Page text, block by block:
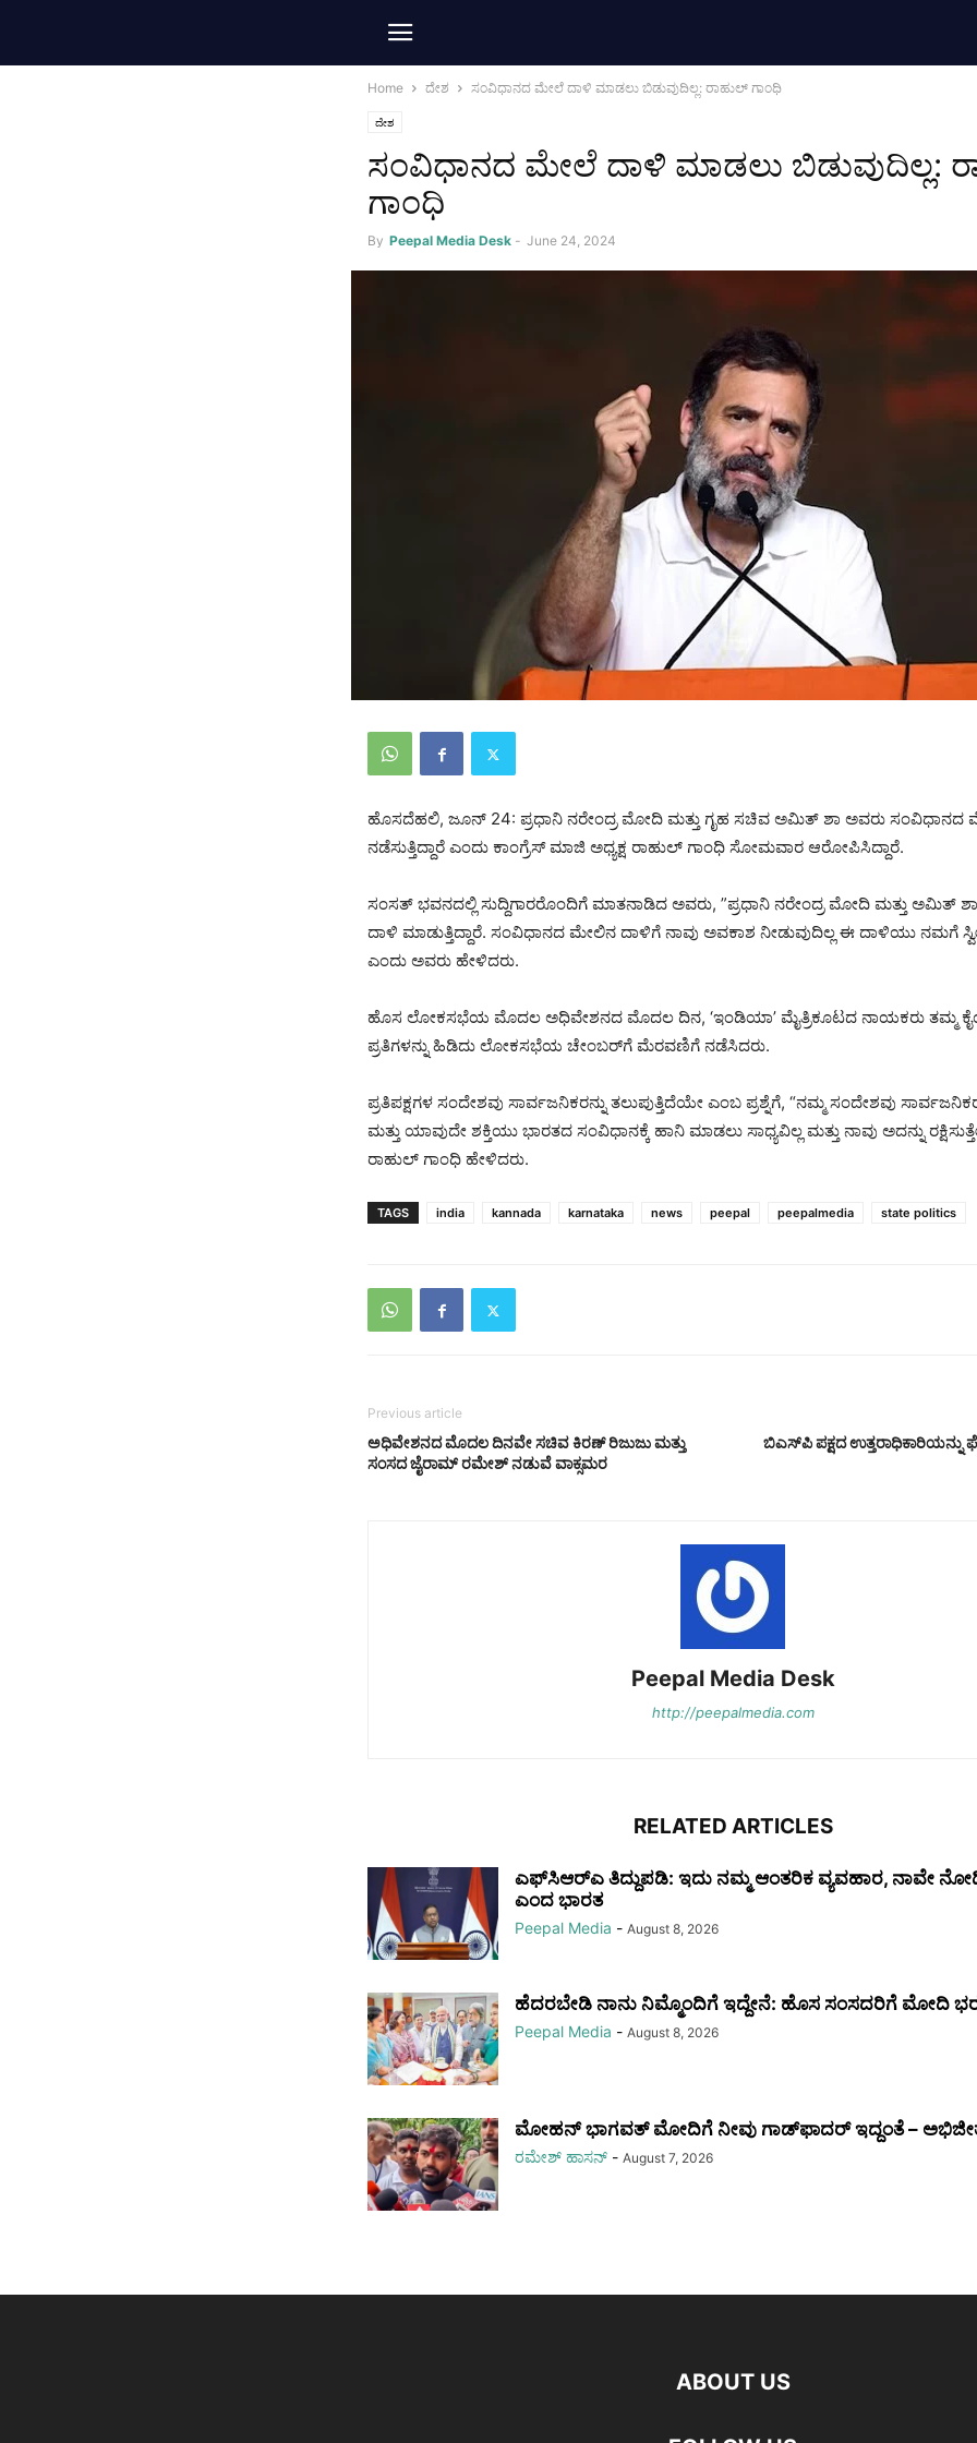
Home ದೇಶ ಸಂವಿಧಾನದ ಮೇಲೆ ದಾಳಿ ಮಾಡಲು ಬಿಡುವುದಿಲ್ಲ: ರಾಹುಲ್ ಗಾಂಧಿ
ದೇಶ
ಸಂವಿಧಾನದ ಮೇಲೆ ದಾಳಿ ಮಾಡಲು ಬಿಡುವುದಿಲ್ಲ:
ಗಾಂಧಿ
By Peepal Media Desk - June 24, 2024
ಹೊಸದೆಹಲಿ, ಜೂನ್ 24: ಪ್ರಧಾನಿ ನರೇಂದ್ರ ಮೋದಿ ಮತ್ತು ಗೃಹ ಸಚಿವ ಅಮಿತ್ ಶಾ ಅವರು ಸಂವಿಧಾನದ
ನಡೆಸುತ್ತಿದ್ದಾರೆ ಎಂದು ಕಾಂಗ್ರೆಸ್ ಮಾಜಿ ಅಧ್ಯಕ್ಷ ರಾಹುಲ್ ಗಾಂಧಿ ಸೋಮವಾರ ಆರೋಪಿಸಿದ್ದಾರೆ.
ಸಂಸತ್ ಭವನದಲ್ಲಿ ಸುದ್ದಿಗಾರರೊಂದಿಗೆ ಮಾತನಾಡಿದ ಅವರು, ”ಪ್ರಧಾನಿ ನರೇಂದ್ರ ಮೋದಿ ಮತ್ತು ಅಮಿತ್
ದಾಳಿ ಮಾಡುತ್ತಿದ್ದಾರೆ. ಸಂವಿಧಾನದ ಮೇಲಿನ ದಾಳಿಗೆ ನಾವು ಅವಕಾಶ ನೀಡುವುದಿಲ್ಲ ಈ ದಾಳಿಯು ನಮಗೆ
ಎಂದು ಅವರು ಹೇಳಿದರು.
ಹೊಸ ಲೋಕಸಭೆಯ ಮೊದಲ ಅಧಿವೇಶನದ ಮೊದಲ ದಿನ, ‘ಇಂಡಿಯಾ’ ಮೈತ್ರಿಕೂಟದ ನಾಯಕರು ತಮ್ಮ
ಪ್ರತಿಗಳನ್ನು ಹಿಡಿದು ಲೋಕಸಭೆಯ ಚೇಂಬರ್‌ಗೆ ಮೆರವಣಿಗೆ ನಡೆಸಿದರು.
ಪ್ರತಿಪಕ್ಷಗಳ ಸಂದೇಶವು ಸಾರ್ವಜನಿಕರನ್ನು ತಲುಪುತ್ತಿದೆಯೇ ಎಂಬ ಪ್ರಶ್ನೆಗೆ, “ನಮ್ಮ ಸಂದೇಶವು
ಮತ್ತು ಯಾವುದೇ ಶಕ್ತಿಯು ಭಾರತದ ಸಂವಿಧಾನಕ್ಕೆ ಹಾನಿ ಮಾಡಲು ಸಾಧ್ಯವಿಲ್ಲ ಮತ್ತು ನಾವು ಅದನ್ನು
ರಾಹುಲ್ ಗಾಂಧಿ ಹೇಳಿದರು.
TAGS india kannada karnataka news peepal peepalmedia state politics
Previous article
ಅಧಿವೇಶನದ ಮೊದಲ ದಿನವೇ ಸಚಿವ ಕಿರಣ್ ರಿಜುಜು ಮತ್ತು
ಸಂಸದ ಜೈರಾಮ್ ರಮೇಶ್ ನಡುವೆ ವಾಕ್ಸಮರ
ಬಿಎಸ್‌ಪಿ ಪಕ್ಷದ
Peepal Media Desk
http://peepalmedia.com
RELATED ARTICLES
ಎಫ್‌ಸಿಆರ್‌ಎ ತಿದ್ದುಪಡಿ: ಇದು ನಮ್ಮ ಆಂತರಿಕ ವ್ಯವಹಾರ, ನಾವೇ
ಎಂದ ಭಾರತ
Peepal Media - August 8, 2026
ಹೆದರಬೇಡಿ ನಾನು ನಿಮ್ಮೊಂದಿಗೆ ಇದ್ದೇನೆ: ಹೊಸ ಸಂಸದರಿಗೆ ಮೋದಿ
Peepal Media - August 8, 2026
ಮೋಹನ್ ಭಾಗವತ್ ಮೋದಿಗೆ ನೀವು ಗಾಡ್‌ಫಾದರ್ ಇದ್ದಂತೆ –
ರಮೇಶ್‌ ಹಾಸನ್‌ - August 7, 2026
ABOUT US